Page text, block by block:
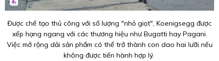
Được chế tạo thủ công với số lượng "nhỏ giọt", Koenigsegg được
xếp hạng ngang với các thương hiệu như Bugatti hay Pagani.
Việc mở rộng dải sản phẩm có thể trở thành con dao hai lưỡi nếu
không được tiến hành hợp lý.